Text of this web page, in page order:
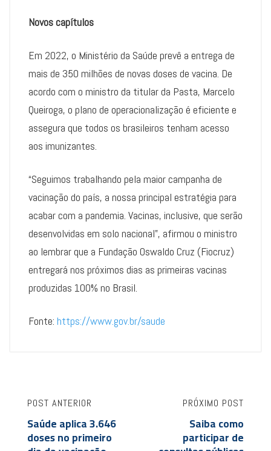
Novos capítulos
Em 2022, o Ministério da Saúde prevê a entrega de
mais de 350 milhões de novas doses de vacina. De
acordo com o ministro da titular da Pasta, Marcelo
Queiroga, o plano de operacionalização é eficiente e
assegura que todos os brasileiros tenham acesso
aos imunizantes.
“Seguimos trabalhando pela maior campanha de
vacinação do país, a nossa principal estratégia para
acabar com a pandemia. Vacinas, inclusive, que serão
desenvolvidas em solo nacional”, afirmou o ministro
ao lembrar que a Fundação Oswaldo Cruz (Fiocruz)
entregará nos próximos dias as primeiras vacinas
produzidas 100% no Brasil.
Fonte: https://www.gov.br/saude
POST ANTERIOR
Saúde aplica 3.646
doses no primeiro
PRÓXIMO POST
Saiba como
participar de